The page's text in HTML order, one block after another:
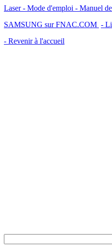
Laser - Mode d'emploi - Manuel
SAMSUNG sur FNAC.COM -
- Revenir à l'accueil